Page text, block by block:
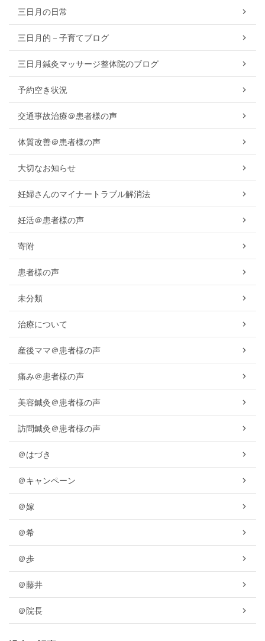
三日月の日常
三日月的－子育てブログ
三日月鍼灸マッサージ整体院のブログ
予約空き状況
交通事故治療＠患者様の声
体質改善＠患者様の声
大切なお知らせ
妊婦さんのマイナートラブル解消法
妊活＠患者様の声
寄附
患者様の声
未分類
治療について
産後ママ＠患者様の声
痛み＠患者様の声
美容鍼灸＠患者様の声
訪問鍼灸＠患者様の声
＠はづき
＠キャンペーン
＠嫁
＠希
＠歩
＠藤井
＠院長